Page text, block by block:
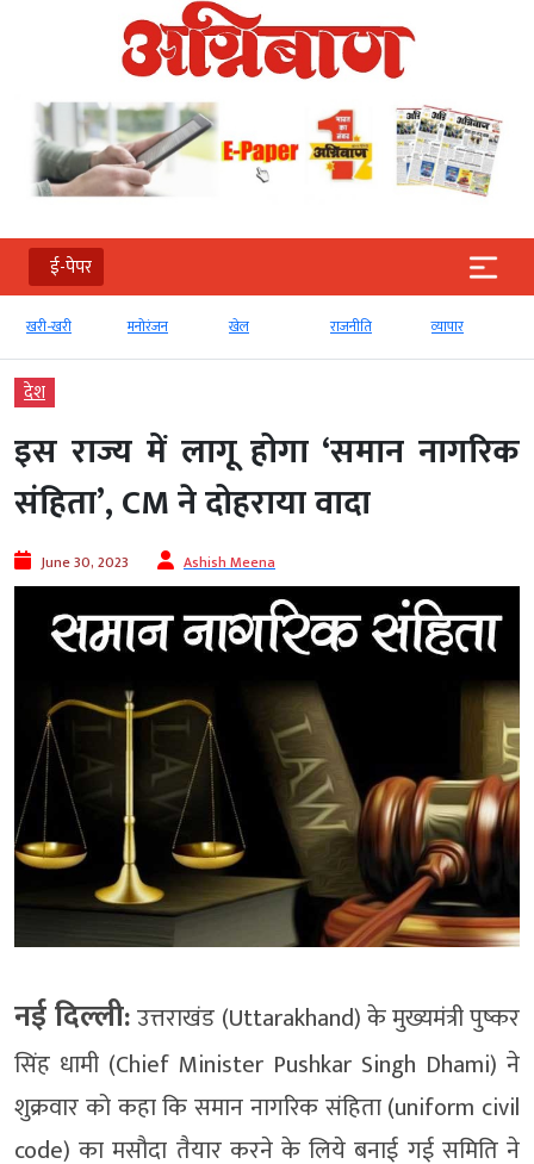
ई-पेपर
खरी-खरी मनोरंजन खेल राजनीति व्‍यापार
देश
इस राज्य में लागू होगा ‘समान नागरिक
संहिता’, CM ने दोहराया वादा
June 30, 2023 Ashish Meena
नई दिल्ली:उत्तराखंड (Uttarakhand) के मुख्यमंत्री पुष्कर
सिंह धामी (Chief Minister Pushkar Singh Dhami) ने
शुक्रवार को कहा कि समान नागरिक संहिता (uniform civil
code) का मसौदा तैयार करने के लिये बनाई गई समिति ने